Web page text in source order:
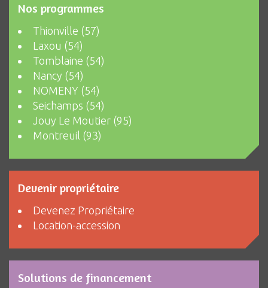
Nos programmes
Thionville (57)
Laxou (54)
Tomblaine (54)
Nancy (54)
NOMENY (54)
Seichamps (54)
Jouy Le Moutier (95)
Montreuil (93)
Devenir propriétaire
Devenez Propriétaire
Location-accession
Solutions de financement